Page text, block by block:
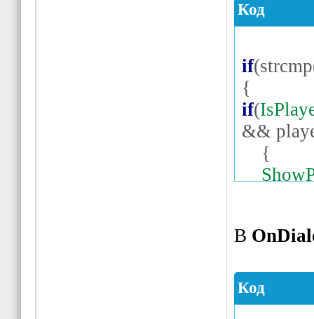
Код
if(strcmp
{
if(
&&
{
}
В
Код